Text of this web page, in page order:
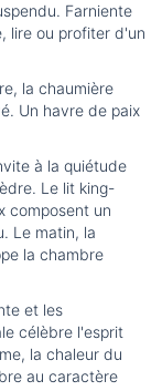
Farniente
lire ou profiter d'un
la chaumière
Un havre de paix
à la quiétude
Le lit king-
composent un
Le matin, la
la chambre
et les
célèbre l'esprit
la chaleur du
au caractère